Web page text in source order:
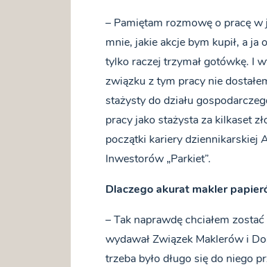
– Pamiętam rozmowę o pracę
mnie, jakie akcje bym kupił, a ja
tylko raczej trzymał gotówkę. I
związku z tym pracy nie
stażysty do działu
pracy jako stażysta za kilkaset
początki kariery dziennikarskiej
Inwestorów „Parkiet”.
Dlaczego akurat makler
– Tak naprawdę chciałem
wydawał Związek Maklerów i
trzeba było długo się do niego